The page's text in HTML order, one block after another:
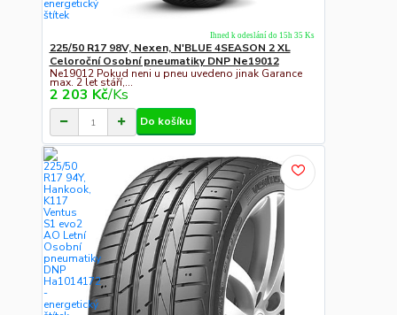
225/50 R17 98V, Nexen, N'BLUE 4SEASON 2 XL
Celoroční Osobní pneumatiky DNP Ne19012
Ne19012 Pokud neni u pneu uvedeno jinak Garance
max. 2 let stáří,...
2 203 Kč/Ks
Ihned k odeslání do 15h 35 Ks
Do košíku